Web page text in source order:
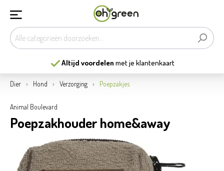
Altijd voordelen met je klantenkaart
Dier Hond Verzorging Poepzakjes
Animal Boulevard
Poepzakhouder home&away